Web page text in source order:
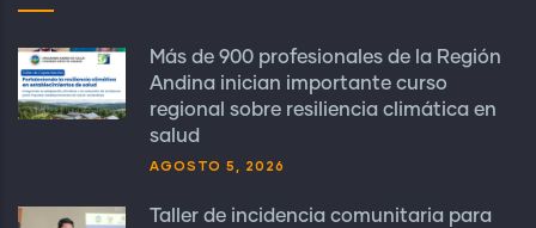
Más de 900 profesionales de la Región
Andina inician importante curso
regional sobre resiliencia climática en
salud
AGOSTO 5, 2026
Taller de incidencia comunitaria para